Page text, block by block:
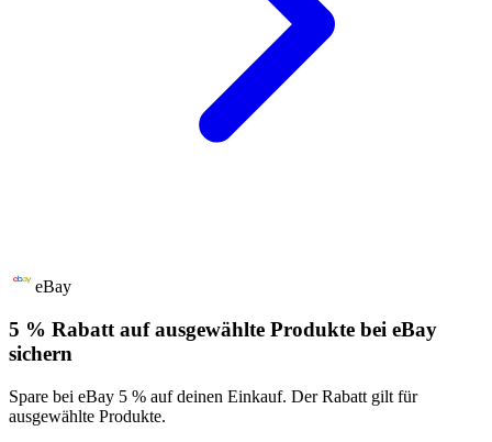
eBay
5 % Rabatt auf ausgewählte Produkte bei eBay
sichern
Spare bei eBay 5 % auf deinen Einkauf. Der Rabatt gilt für
ausgewählte Produkte.